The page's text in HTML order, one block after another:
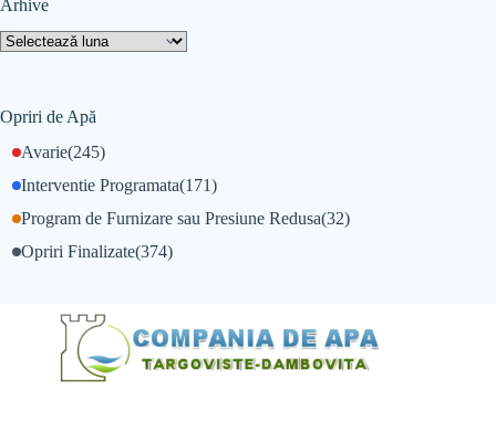
Arhive
Opriri de Apă
Avarie(245)
Interventie Programata(171)
Opriri Finalizate(374)
Program de Furnizare sau Presiune Redusa(32)